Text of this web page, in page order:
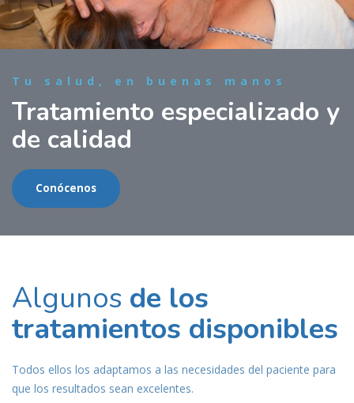
Tu salud, en buenas manos
Tratamiento especializado y
de calidad
Conócenos
Algunos de los
tratamientos disponibles
Todos ellos los adaptamos a las necesidades del paciente para
que los resultados sean excelentes.